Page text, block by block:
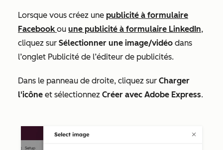
Lorsque vous créez une publicité à formulaire
Facebookou une publicité à formulaire LinkedIn,
cliquez sur Sélectionner une image/vidéo dans
l’onglet Publicité de l’éditeur de publicités.
Dans le panneau de droite, cliquez sur Charger
l'icône et sélectionnez Créer avec Adobe Express.